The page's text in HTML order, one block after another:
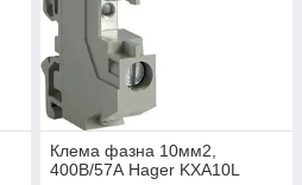
Клема фазна 10мм2,
400В/57А Hager KXA10L